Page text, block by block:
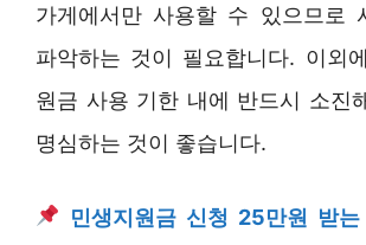
가게에서만 사용할 수 있으므로
파악하는 것이 필요합니다. 이외
원금 사용 기한 내에 반드시 소진
명심하는 것이 좋습니다.
민생지원금 신청 25만원 받